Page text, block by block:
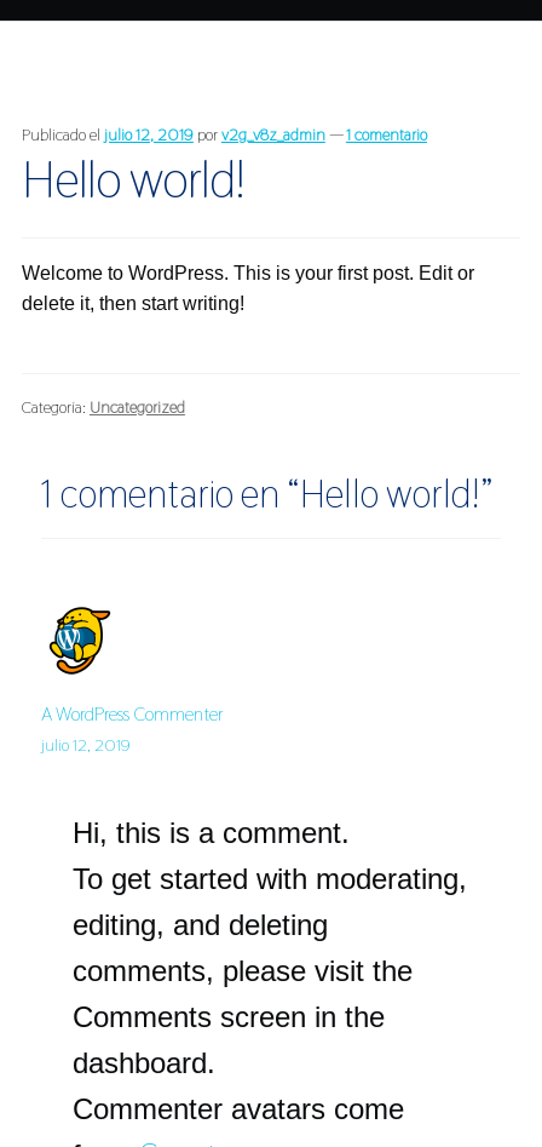
Publicado el julio 12, 2019 porv2g_v8z_admin—1 comentario
Hello world!
Welcome to WordPress. This is your first post. Edit or
delete it, then start writing!
Categoría: Uncategorized
1 comentario en “Hello world!”
A WordPress Commenter
julio 12, 2019
Hi, this is a comment.
To get started with moderating,
editing, and deleting
comments, please visit the
Comments screen in the
dashboard.
Commenter avatars come